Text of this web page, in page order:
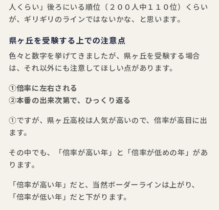
人くらい」後ろにいる順位（２００人中１１０位）くらい
が、ギリギリのラインではないかな、と思います。
県ヶ丘を受験する上での注意点
色々と数字を挙げてきましたが、県ヶ丘を受験する場合
は、それ以外にも注意してほしい点があります。
①倍率に左右される
②本番の出来次第で、ひっくり返る
①ですが、県ヶ丘高校は人気が高いので、倍率が高目に出
ます。
その中でも、「倍率が高い年」と「倍率が低めの年」があ
ります。
「倍率が高い年」だと、当然ボーダーラインは上がり、
「倍率が低い年」だと下がります。